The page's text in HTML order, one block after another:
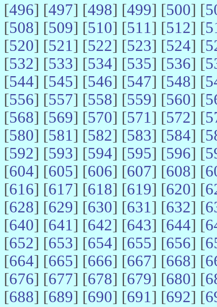
[496] [497] [498] [499] [500] [
[508] [509] [510] [511] [512] [
[520] [521] [522] [523] [524] [
[532] [533] [534] [535] [536] [
[544] [545] [546] [547] [548] [
[556] [557] [558] [559] [560] [
[568] [569] [570] [571] [572] [
[580] [581] [582] [583] [584] [
[592] [593] [594] [595] [596] [
[604] [605] [606] [607] [608] [
[616] [617] [618] [619] [620] [
[628] [629] [630] [631] [632] [
[640] [641] [642] [643] [644] [
[652] [653] [654] [655] [656] [
[664] [665] [666] [667] [668] [
[676] [677] [678] [679] [680] [
[688] [689] [690] [691] [692] [